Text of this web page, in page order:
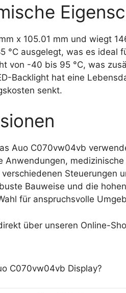
x 105.01 mm und wiegt
°C ausgelegt, was es ideal
von -40 bis 95 °C, was
Backlight hat eine
senkt.
Auo C070vw04vb
medizinische
Steuerungen
Bauweise und die hohen
für anspruchsvolle
über unseren Online-
C070vw04vb Display?